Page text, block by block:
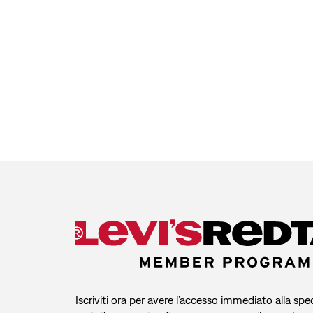
Iscriviti ora per avere l’accesso immediato alla